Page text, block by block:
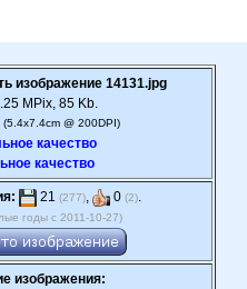
изображение 14131.jpg
MPix, 85 Kb.
@ 200DPI)
качество
качество
21 (277), 0 (2).
годы с 2011-10-27)
изображения: